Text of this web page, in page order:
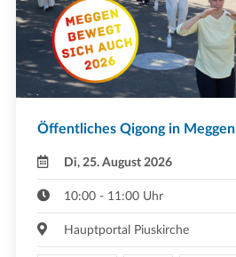
Öffentliches Qigong in Meggen
Di, 25. August 2026
10:00 - 11:00 Uhr
Hauptportal Piuskirche